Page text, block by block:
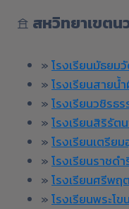
𖠿 สหวิทยาเขต
»โรงเรียนมัธยม
»โรงเรียนสายน้
»โรงเรียนวชิรธ
»โรงเรียนสิริรัต
»โรงเรียนเตรี
»โรงเรียนราชดำ
»โรงเรียนศรีพ
»โรงเรียนพระโ